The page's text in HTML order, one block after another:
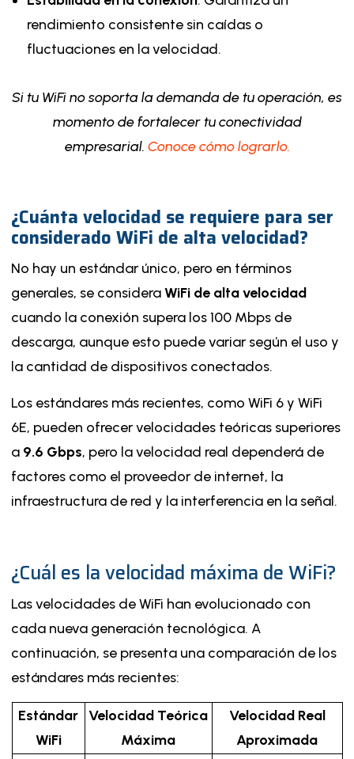
rendimiento consistente sin caídas o
fluctuaciones en la velocidad.
Si tu WiFi no soporta la demanda de tu operación, es
momento de fortalecer tu conectividad
empresarial. Conoce cómo lograrlo.
¿Cuánta velocidad se requiere para ser
considerado WiFi de alta velocidad?
No hay un estándar único, pero en términos
generales, se consideraWiFi de alta velocidad
cuando la conexión supera los 100 Mbps de
descarga, aunque esto puede variar según el uso y
la cantidad de dispositivos conectados.
Los estándares más recientes, como WiFi 6 y WiFi
6E, pueden ofrecer velocidades teóricas superiores
a 9.6 Gbps, pero la velocidad real dependerá de
factores como el proveedor de internet, la
infraestructura de red y la interferencia en la señal.
¿Cuál es la velocidad máxima de WiFi?
Las velocidades de WiFi han evolucionado con
cada nueva generación tecnológica. A
continuación, se presenta una comparación de los
estándares más recientes:
Estándar
WiFi
Velocidad Teórica
Máxima
Velocidad Real
Aproximada